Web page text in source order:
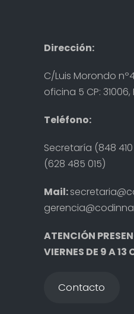
Dirección:
C/Luis Morondo
oficina 5 CP:
Teléfono:
Secretaría (848
(628 485 015)
Mail:
ATENCIÓN
VIERNES DE 9 A
Contacto